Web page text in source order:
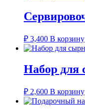
₽ 3,400 В корзину
Набор для
₽ 2,600 В корзину